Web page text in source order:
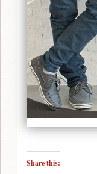
Share this: